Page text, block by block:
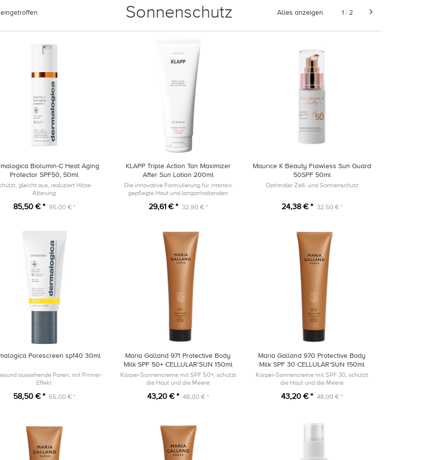
Sonnenschutz Alles anzeigen 1 / 2
Biolumin-C Heat Aging
Protector SPF50, 50ml
gleicht aus, reduziert Hitze-
Alterung
85,50 € * 95,00 € *
KLAPP Triple Action Tan Maximizer
After Sun Lotion 200ml
Die innovative Formulierung für intensiv
gepflegte Haut und langanhaltenden
29,61 € * 32,90 € *
Maurice K Beauty Flawless Sun Guard
50SPF 50ml
Optimaler Zell- und Sonnenschutz
24,38 € * 32,50 € *
Porescreen spf40 30ml
aussehende Poren, mit Primer-
Effekt
58,50 € * 65,00 € *
Maria Galland 971 Protective Body
Milk SPF 50+ CELLULAR'SUN 150ml
Körper-Sonnencreme mit SPF 50+, schützt
die Haut und die Meere
43,20 € * 48,00 € *
Maria Galland 970 Protective Body
Milk SPF 30 CELLULAR'SUN 150ml
Körper-Sonnencreme mit SPF 30, schützt
die Haut und die Meere
43,20 € * 48,00 € *